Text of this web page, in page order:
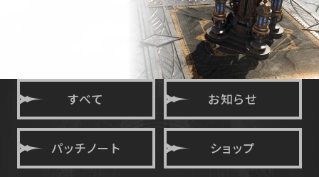
すべて お知らせ
パッチノート ショップ